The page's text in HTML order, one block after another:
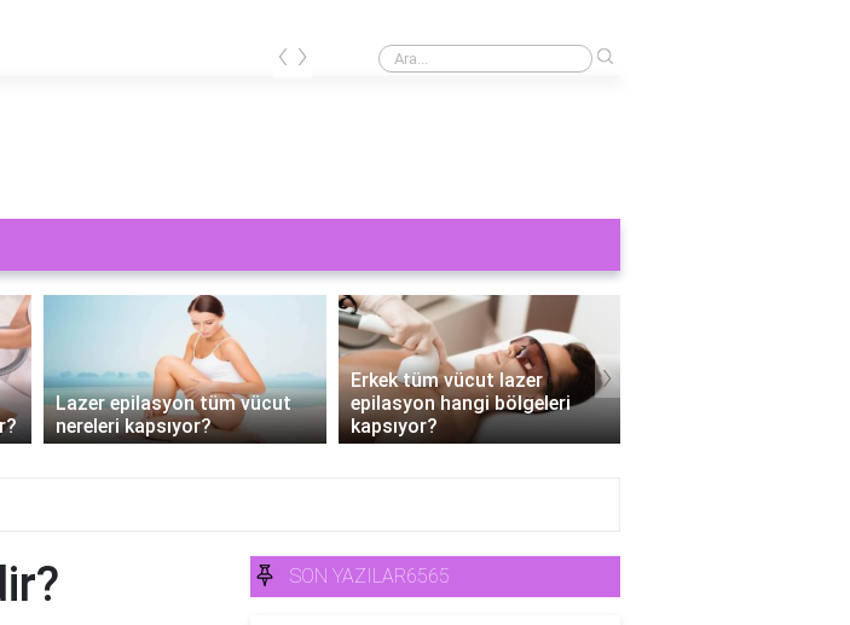
Cinsel bir şey görmek orucu bozar mı?
‹ ›
Lazer epilasyon tüm vücut
nereleri kapsıyor?
Erkek tüm vücut lazer
epilasyon hangi bölgeleri
kapsıyor?
›
SON YAZILAR6565